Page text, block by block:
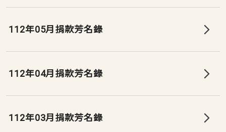
112年05月捐款芳名錄
112年04月捐款芳名錄
112年03月捐款芳名錄